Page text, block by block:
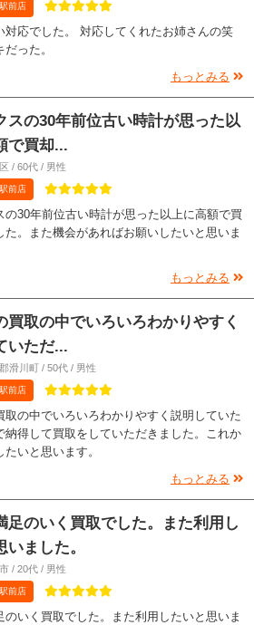
前店
対応でした。 対応してくれたお姉さんの笑
った。
もっとみる
スの30年前位古い時計が思った以
で買却...
/ 60代 / 男性
前店
の30年前位古い時計が思った以上に高額で買
た。また機会があればお願いしたいと思いま
もっとみる
買取の中でいろいろわかりやすく
いただ...
滑川町 / 50代 / 男性
前店
取の中でいろいろわかりやすく説明していた
納得して買取をしていただきました。これか
たいと思います。
もっとみる
足のいく買取でした。また利用し
いました。
/ 20代 / 男性
前店
のいく買取でした。また利用したいと思いま